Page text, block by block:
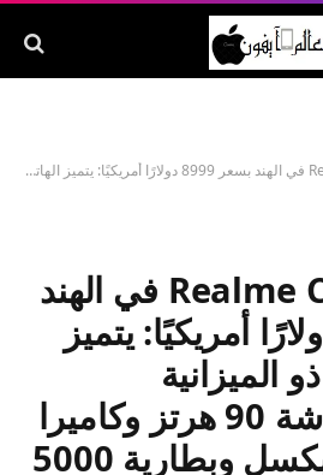
يتم إطلاق Realme C63 في الهند
8999 دولارًا أمريكيًا: يتميز
الميزانية
المحدودة بشاشة 90 هرتز وكاميرا
بدقة 50 ميجابكسل وبطارية 5000